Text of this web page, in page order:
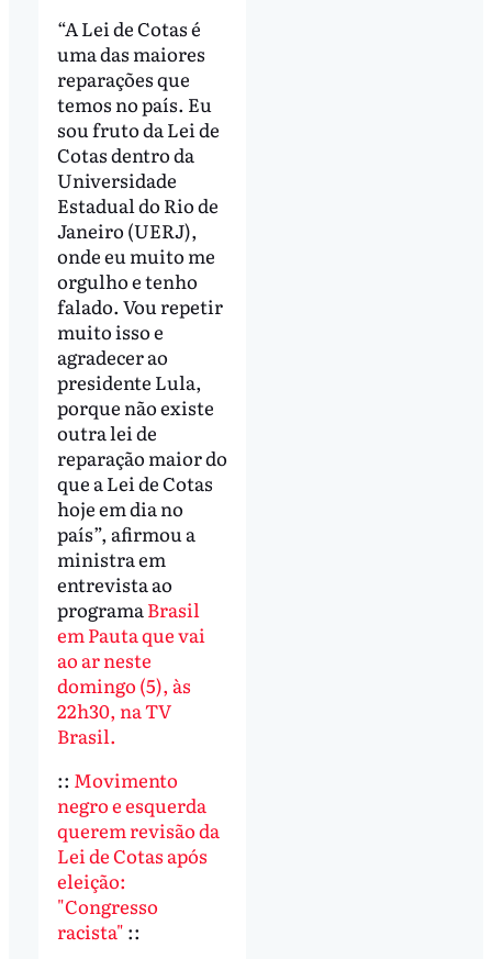
“A Lei de Cotas é
uma das maiores
reparações que
temos no país. Eu
sou fruto da Lei de
Cotas dentro da
Universidade
Estadual do Rio de
Janeiro (UERJ),
onde eu muito me
orgulho e tenho
falado. Vou repetir
muito isso e
agradecer ao
presidente Lula,
porque não existe
outra lei de
reparação maior do
que a Lei de Cotas
hoje em dia no
país”, afirmou a
ministra em
entrevista ao
programaBrasil
em Pauta que vai
ao ar neste
domingo (5), às
22h30, na TV
Brasil.
:: Movimento
negro e esquerda
querem revisão da
Lei de Cotas após
eleição:
"Congresso
racista" ::